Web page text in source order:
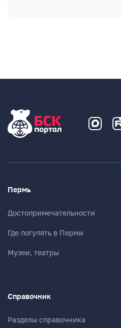
Пермь
Достопримечательности
Где погулять в Перми
Музеи, театры
Справочник
Разделы справочника